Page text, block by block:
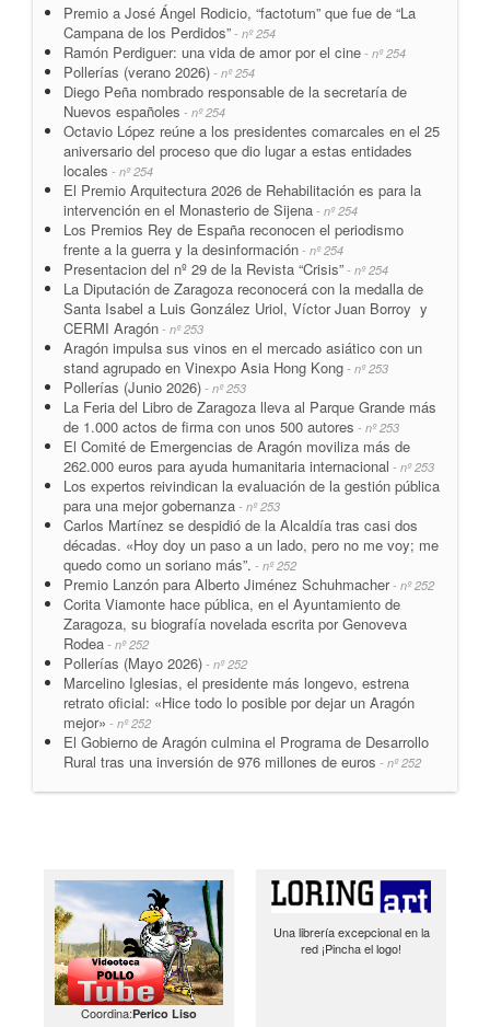
Premio a José Ángel Rodicio, “factotum” que fue de “La
Campana de los Perdidos” - nº 254
Ramón Perdiguer: una vida de amor por el cine - nº 254
Pollerías (verano 2026) - nº 254
Diego Peña nombrado responsable de la secretaría de
Nuevos españoles - nº 254
Octavio López reúne a los presidentes comarcales en el 25
aniversario del proceso que dio lugar a estas entidades
locales - nº 254
El Premio Arquitectura 2026 de Rehabilitación es para la
intervención en el Monasterio de Sijena - nº 254
Los Premios Rey de España reconocen el periodismo
frente a la guerra y la desinformación - nº 254
Presentacion del nº 29 de la Revista “Crisis” - nº 254
La Diputación de Zaragoza reconocerá con la medalla de
Santa Isabel a Luis González Uriol, Víctor Juan Borroy y
CERMI Aragón - nº 253
Aragón impulsa sus vinos en el mercado asiático con un
stand agrupado en Vinexpo Asia Hong Kong - nº 253
Pollerías (Junio 2026) - nº 253
La Feria del Libro de Zaragoza lleva al Parque Grande más
de 1.000 actos de firma con unos 500 autores - nº 253
El Comité de Emergencias de Aragón moviliza más de
262.000 euros para ayuda humanitaria internacional - nº 253
Los expertos reivindican la evaluación de la gestión pública
para una mejor gobernanza - nº 253
Carlos Martínez se despidió de la Alcaldía tras casi dos
décadas. «Hoy doy un paso a un lado, pero no me voy; me
quedo como un soriano más”. - nº 252
Premio Lanzón para Alberto Jiménez Schuhmacher- nº 252
Corita Viamonte hace pública, en el Ayuntamiento de
Zaragoza, su biografía novelada escrita por Genoveva
Rodea - nº 252
Pollerías (Mayo 2026) - nº 252
Marcelino Iglesias, el presidente más longevo, estrena
retrato oficial: «Hice todo lo posible por dejar un Aragón
mejor» - nº 252
El Gobierno de Aragón culmina el Programa de Desarrollo
Rural tras una inversión de 976 millones de euros - nº 252
Coordina:Perico Liso
Una librería excepcional en la
red ¡Pincha el logo!